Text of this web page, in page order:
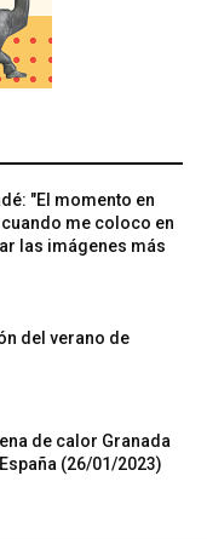
"El momento en
me coloco en
las imágenes más
del verano de
de calor Granada
(26/01/2023)